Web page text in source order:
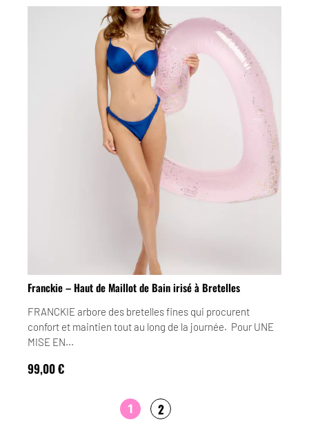
Franckie – Haut de Maillot de Bain irisé à Bretelles
FRANCKIE arbore des bretelles fines qui procurent
confort et maintien tout au long de la journée. Pour UNE
MISE EN...
99,00€
1 2